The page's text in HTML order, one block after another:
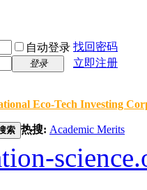
自动登录 找回密码
登录
立即注册
Eco-Tech Investing
索 热搜: Academic Merits